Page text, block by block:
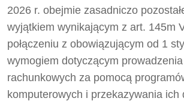
2026 r. obejmie zasadniczo
wyjątkiem wynikającym z art. 145m
połączeniu z obowiązującym od 1
wymogiem dotyczącym
rachunkowych za pomocą
komputerowych i przekazywania ich